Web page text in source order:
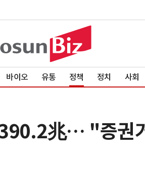
바이오 유통 정책 정치 사회
兆… "증권